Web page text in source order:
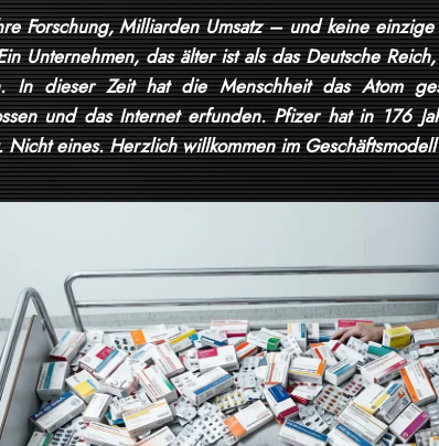
Forschung, Milliarden Umsatz – und keine
Unternehmen, das älter ist als das Deutsche
In dieser Zeit hat die Menschheit das Atom
und das Internet erfunden. Pfizer hat in 176
Nicht eines. Herzlich willkommen im